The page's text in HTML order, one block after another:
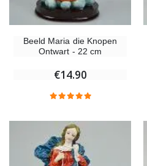
Beeld Maria die Knopen
Ontwart - 22 cm
€14.90